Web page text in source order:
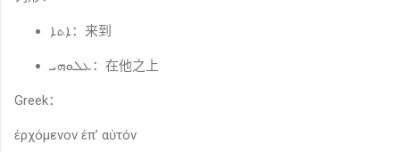
ܐܬܐ：来到
ܥܠܘܗܝ：在他之上
Greek：
ἐρχόμενον ἐπ’ αὐτόν